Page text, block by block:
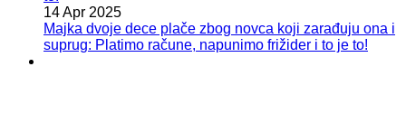
14 Apr 2025
Majka dvoje dece plače zbog novca koji zarađuju ona i
suprug: Platimo račune, napunimo frižider i to je to!